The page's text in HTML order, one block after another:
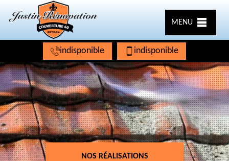
MENU
indisponible indisponible
NOS RÉALISATIONS